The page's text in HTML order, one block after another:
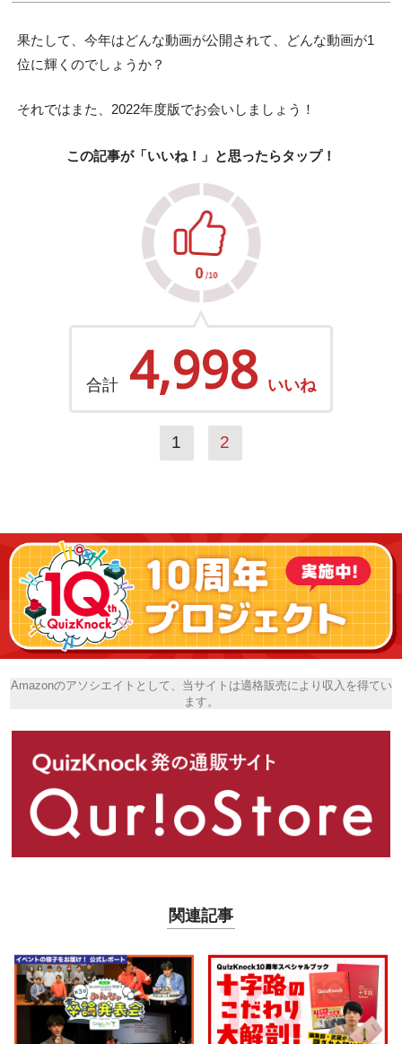
果たして、今年はどんな動画が公開されて、どんな動画が1
位に輝くのでしょうか？
それではまた、2022年度版でお会いしましょう！
この記事が「いいね！」と思ったらタップ！
合計 4,998 いいね
1 2
Amazonのアソシエイトとして、当サイトは適格販売により収入を得てい
ます。
関連記事